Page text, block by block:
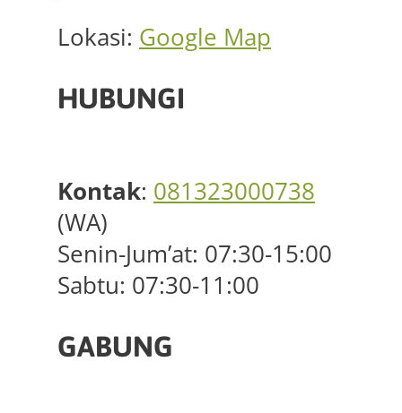
Lokasi: Google Map
HUBUNGI
Kontak: 081323000738
(WA)
Senin-Jum’at: 07:30-15:00
Sabtu: 07:30-11:00
GABUNG